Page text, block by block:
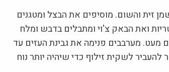
זית והשום. מוסיפים את הבצל ומטגנים
ואת הבאק צ'וי ומתבלים בדבש ומלח
מעט. מערבבים פנימה את גבינת העזים עד
לשקית זילוף כדי שיהיה יותר נוח